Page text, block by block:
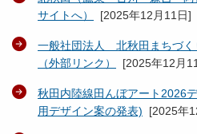
サイトへ）
[2025年12月11日]
一般社団法人 北秋田まちづく
（外部リンク）
[2025年12月
秋田内陸線田んぼアート2026
用デザイン案の発表) [2025年